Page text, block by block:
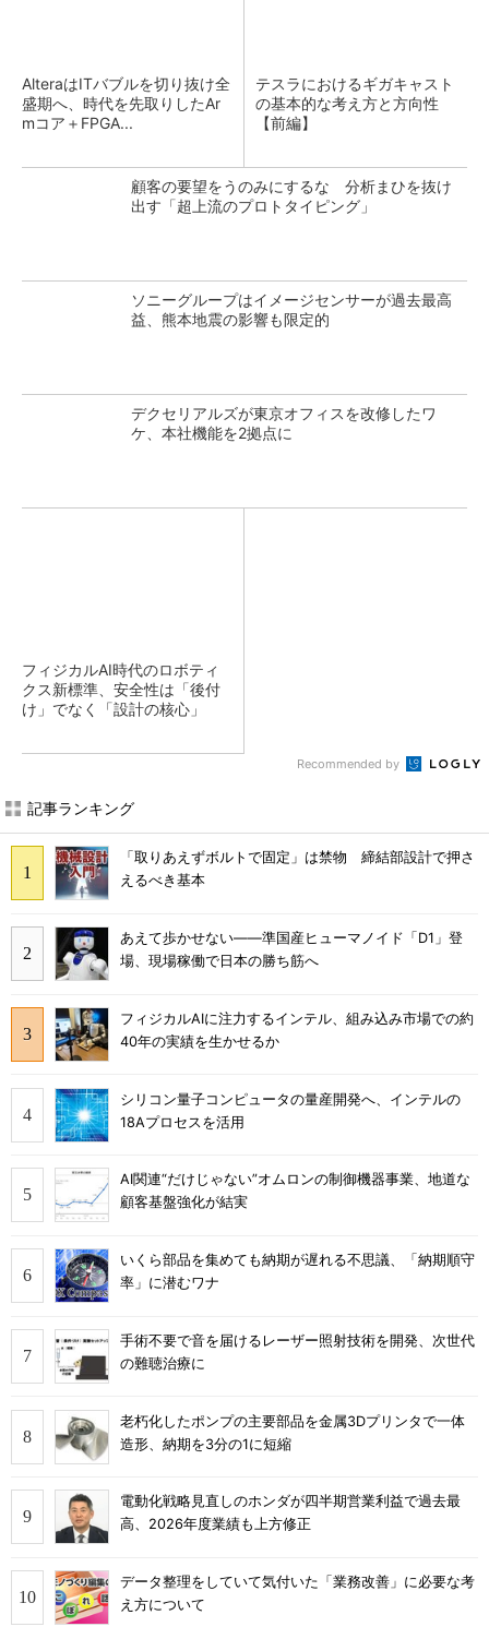
AlteraはITバブルを切り抜け全
盛期へ、時代を先取りしたAr
mコア＋FPGA...
テスラにおけるギガキャスト
の基本的な考え方と方向性
【前編】
顧客の要望をうのみにするな 分析まひを抜け
出す「超上流のプロトタイピング」
ソニーグループはイメージセンサーが過去最高
益、熊本地震の影響も限定的
デクセリアルズが東京オフィスを改修したワ
ケ、本社機能を2拠点に
フィジカルAI時代のロボティ
クス新標準、安全性は「後付
け」でなく「設計の核心」
Recommended by
記事ランキング
「取りあえずボルトで固定」は禁物 締結部設計で押さ
えるべき基本
あえて歩かせない――準国産ヒューマノイド「D1」登
場、現場稼働で日本の勝ち筋へ
フィジカルAIに注力するインテル、組み込み市場での約
40年の実績を生かせるか
シリコン量子コンピュータの量産開発へ、インテルの
18Aプロセスを活用
AI関連“だけじゃない”オムロンの制御機器事業、地道な
顧客基盤強化が結実
いくら部品を集めても納期が遅れる不思議、「納期順守
率」に潜むワナ
手術不要で音を届けるレーザー照射技術を開発、次世代
の難聴治療に
老朽化したポンプの主要部品を金属3Dプリンタで一体
造形、納期を3分の1に短縮
電動化戦略見直しのホンダが四半期営業利益で過去最
高、2026年度業績も上方修正
データ整理をしていて気付いた「業務改善」に必要な考
え方について